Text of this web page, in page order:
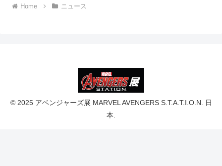
Home ニュース
© 2025 アベンジャーズ展 MARVEL AVENGERS S.T.A.T.I.O.N. 日
本.